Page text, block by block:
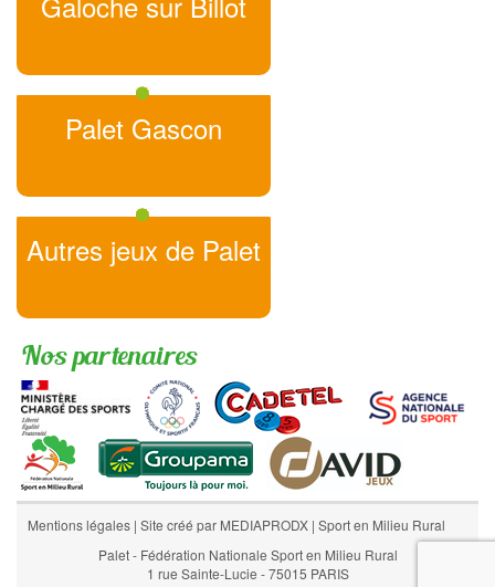
Palet Gascon
Autres jeux de Palet
Nos partenaires
Mentions légales | Site créé par MEDIAPRODX | Sport en Milieu Rural
Palet - Fédération Nationale Sport en Milieu Rural
1 rue Sainte-Lucie - 75015 PARIS